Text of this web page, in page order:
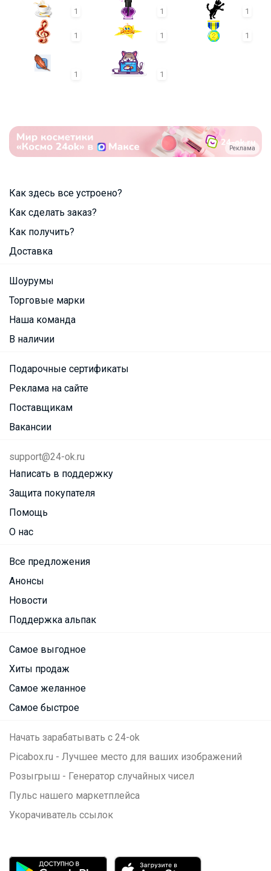
1 1 1
1 1 1
1 1
Реклама
Как здесь все устроено?
Как сделать заказ?
Как получить?
Доставка
Шоурумы
Торговые марки
Наша команда
В наличии
Подарочные сертификаты
Реклама на сайте
Поставщикам
Вакансии
support@24-ok.ru
Написать в поддержку
Защита покупателя
Помощь
О нас
Все предложения
Анонсы
Новости
Поддержка альпак
Самое выгодное
Хиты продаж
Самое желанное
Самое быстрое
Начать зарабатывать с 24-ok
Picabox.ru - Лучшее место для ваших изображений
Розыгрыш - Генератор случайных чисел
Пульс нашего маркетплейса
Укорачиватель ссылок